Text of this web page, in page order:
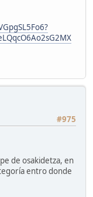
#975
de osakidetza, en
entro donde